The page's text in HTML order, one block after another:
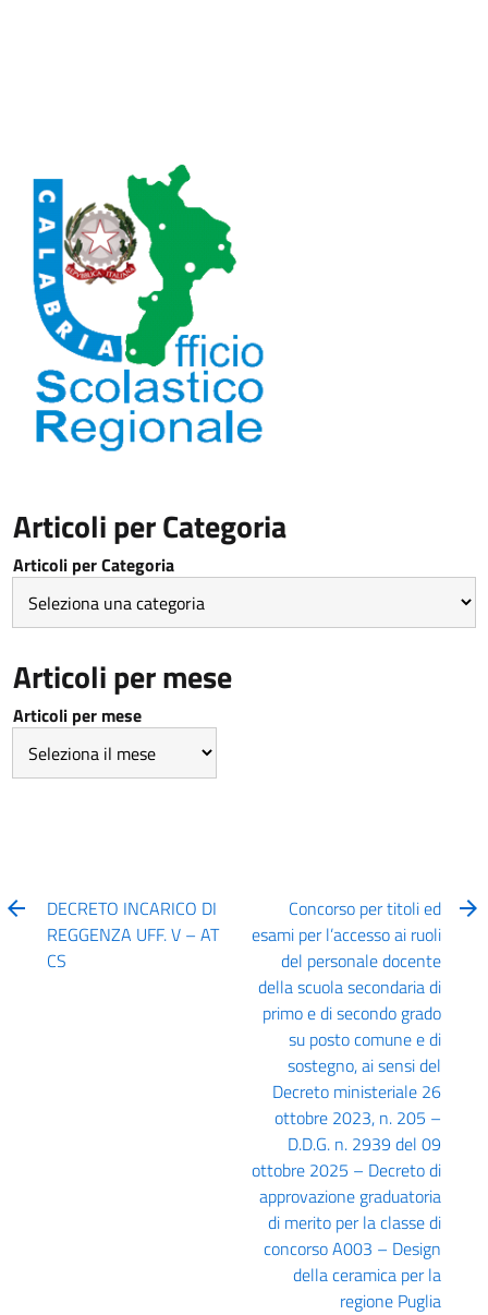
Articoli per Categoria
Articoli per Categoria
Articoli per mese
Articoli per mese
DECRETO INCARICO DI
REGGENZA UFF. V – AT
CS
Concorso per titoli ed
esami per l’accesso ai ruoli
del personale docente
della scuola secondaria di
primo e di secondo grado
su posto comune e di
sostegno, ai sensi del
Decreto ministeriale 26
ottobre 2023, n. 205 –
D.D.G. n. 2939 del 09
ottobre 2025 – Decreto di
approvazione graduatoria
di merito per la classe di
concorso A003 – Design
della ceramica per la
regione Puglia